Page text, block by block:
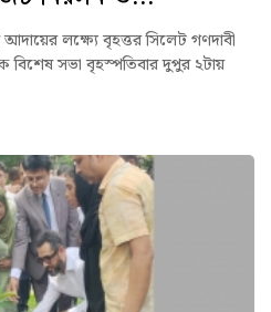
লক্ষ্যে বৃহত্তর সিলেট গণদাবী
বিশেষ সভা বৃহস্পতিবার দুপুর ২টায়